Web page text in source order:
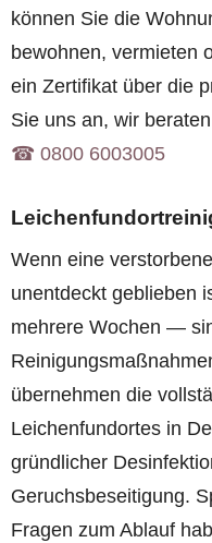
können Sie die
bewohnen, vermieten
ein Zertifikat über die
Sie uns an, wir
☎︎ 0800 6003005
Wenn eine
unentdeckt geblieben
mehrere Wochen —
übernehmen die
Leichenfundortes in
gründlicher
Geruchsbeseitigung.
Fragen zum Ablauf